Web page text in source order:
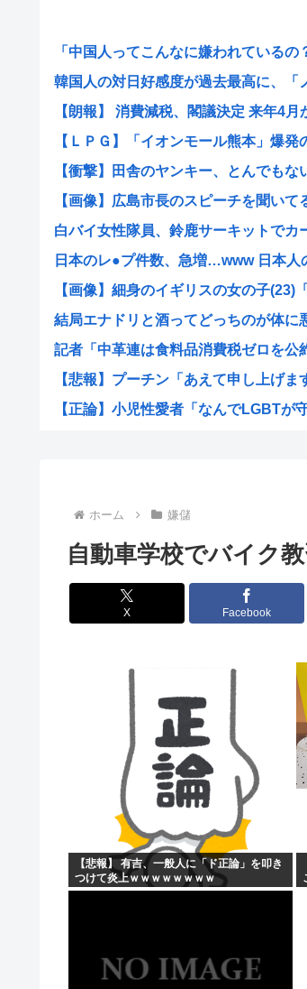
「中国人ってこんなに嫌われている
韓国人の対日好感度が過去最高に、「
【朗報】 消費減税、閣議決定 来年4月
【ＬＰＧ】「イオンモール熊本」爆
【衝撃】田舎のヤンキー、とんでも
【画像】広島市長のスピーチを聞い
白バイ女性隊員、鈴鹿サーキットでカ
日本のレ●プ件数、急増…www 日本人
【画像】細身のイギリスの女の子(23)
結局エナドリと酒ってどっちのが体に
記者「中革連は食料品消費税ゼロを
【悲報】プーチン「あえて申し上げ
【正論】小児性愛者「なんでLGBTが
韓国人「日本で新発売Galaxy Z Fold
【画像】辻希空ちゃん、顔だけで普通
地球に落下する人工衛星のアルミニウ
【画像】ワイがBBA先輩から送られ
【予算100万】 市長「特定外来生物ク
日本の伝統文化『花火大会』、この5
職場の貸本の習慣が、本を大事にし
グラボ、国内価格4割値上げかwww
原爆投下81年
「おっちゃん女の子になってスクー
警察官が60歳のおじいちゃんを射◯す
ワイ、キンタマが腫れ上がって入院
ホーム 嫌儲
自動車学校でバイク
X Facebook
【悲報】 有吉、一般人に「ド正論」を叩き
つけて炎上ｗｗｗｗｗｗｗｗ